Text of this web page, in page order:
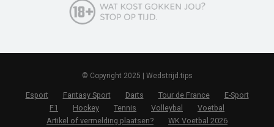
© Copyright 2025 | Wedstrijd.tips
Esport Fantasy Sport Darts Tour de France
E-Sport
F1
Hockey Tennis Volleybal
Voetbal
Artikel of vermelding plaatsen?
WK Voetbal 2026